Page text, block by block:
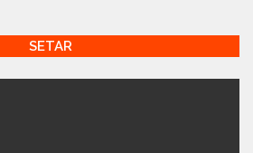
SETAR